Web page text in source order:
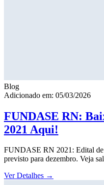
Blog
Adicionado em: 05/03/2026
FUNDASE RN:
2021 Aqui!
FUNDASE RN 2021: Edital
previsto para dezembro. Veja
Ver Detalhes →